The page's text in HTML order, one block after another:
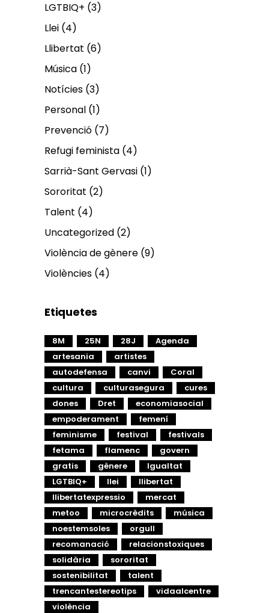
LGTBIQ+ (3)
Llei (4)
Llibertat (6)
Música (1)
Notícies (3)
Personal (1)
Prevenció (7)
Refugi feminista (4)
Sarrià-Sant Gervasi (1)
Sororitat (2)
Talent (4)
Uncategorized (2)
Violència de gènere (9)
Violències (4)
Etiquetes
8M 25N 28J
Agenda
artesania
artistes
autodefensa
canvi
Coral
cultura
culturasegura
cures
dones
Dret
economiasocial
empoderament
femení
feminisme
festival
festivals
fetama
flamenc
govern
gratis
gènere
Igualtat
LGTBIQ+
llei
llibertat
llibertatexpressio
mercat
metoo
microcrèdits
música
noestemsoles
orgull
recomanació
relacionstoxiques
solidària
sororitat
sostenibilitat
talent
trencantestereotips
vidaalcentre
violència